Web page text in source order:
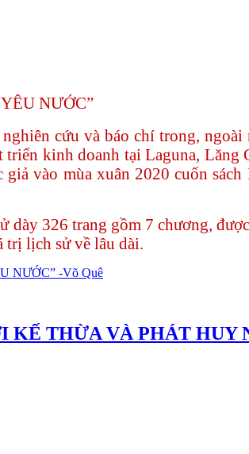
NƯỚC”
cứu và báo chí trong, ngoài
kinh doanh tại Laguna, Lăng
vào mùa xuân 2020 cuốn sách
326 trang gồm 7 chương,
trị lịch sử về lâu dài.
NƯỚC” -Võ Quê
KẾ THỪA VÀ PHÁT HUY